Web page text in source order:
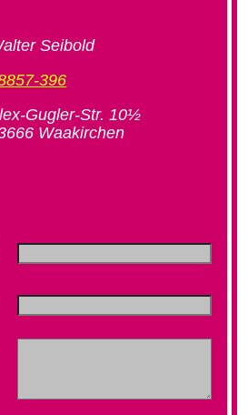
Seibold
396
Gugler-Str. 10½
Waakirchen